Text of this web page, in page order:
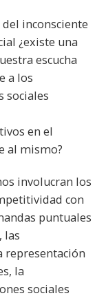
inconsciente
¿existe una
escucha
a los
sociales
en el
al mismo?
involucran los
con
puntuales
las
representación
la
sociales